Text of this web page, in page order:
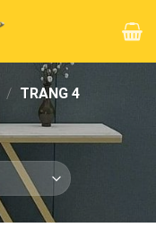
/ TRANG 4